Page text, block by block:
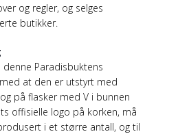
og regler, og selges
butikker.
denne Paradisbuktens
at den er utstyrt med
på flasker med V i bunnen
offisielle logo på korken, må
i et større antall, og til